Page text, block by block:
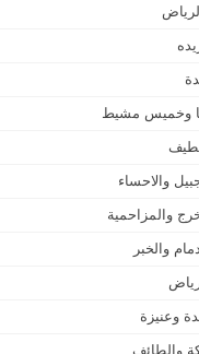
وخميس مشيط
والاحساء
والمزاحمية
والخبر
وعنيزة
والطائف